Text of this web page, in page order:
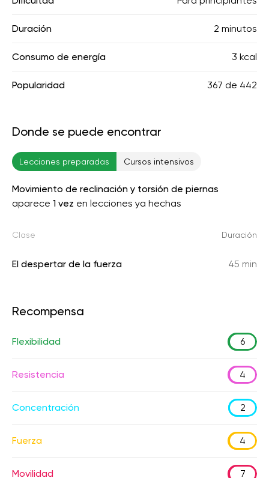
Duración 2 minutos
Consumo de energía 3 kcal
Popularidad 367 de 442
Donde se puede encontrar
Lecciones preparadas Cursos intensivos
Movimiento de reclinación y torsión de piernas
aparece 1 vez en lecciones ya hechas
Clase Duración
El despertar de la fuerza 45 min
Recompensa
Flexibilidad 6
Resistencia 4
Concentración 2
Fuerza 4
Movilidad 7